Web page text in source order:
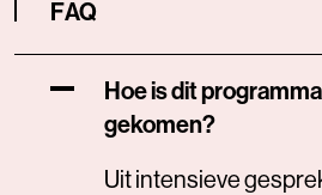
FAQ
Hoe is dit
gekomen?
Uit intensieve